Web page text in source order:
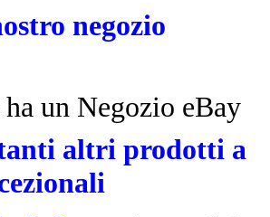
negozio
altri prodotti a